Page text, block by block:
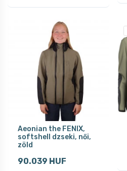
Aeonian the FENIX,
softshell dzseki, női,
zöld
90.039 HUF